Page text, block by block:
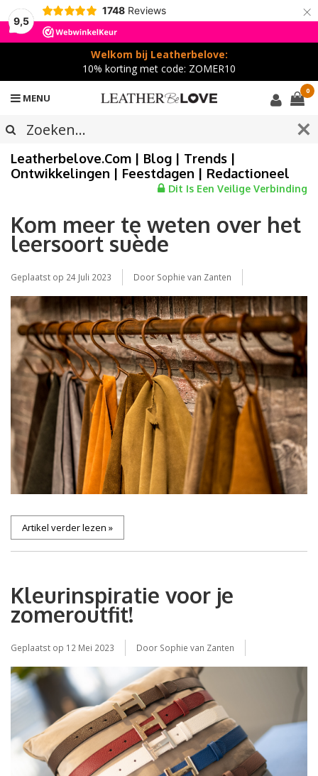
9,5
1748 Reviews ×
Welkom bij Leatherbelove:
10% korting met code: ZOMER10
MENU
0
Leatherbelove.com | Blog | Trends |
Ontwikkelingen | Feestdagen | Redactioneel
Dit Is Een Veilige Verbinding
Kom meer te weten over het
leersoort suède
Geplaatst op 24 Juli 2023 Door Sophie van Zanten
Artikel verder lezen »
Kleurinspiratie voor je
zomeroutfit!
Geplaatst op 12 Mei 2023 Door Sophie van Zanten